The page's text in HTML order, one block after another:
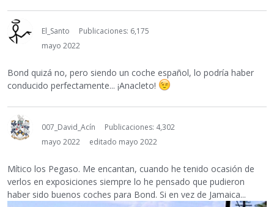
El_Santo
Publicaciones: 6,175
mayo 2022
Bond quizá no, pero siendo un coche español, lo podría haber
conducido perfectamente... ¡Anacleto!
007_David_Acín
Publicaciones: 4,302
mayo 2022
editado mayo 2022
Mítico los Pegaso. Me encantan, cuando he tenido ocasión de
verlos en exposiciones siempre lo he pensado que pudieron
haber sido buenos coches para Bond. Si en vez de Jamaica...